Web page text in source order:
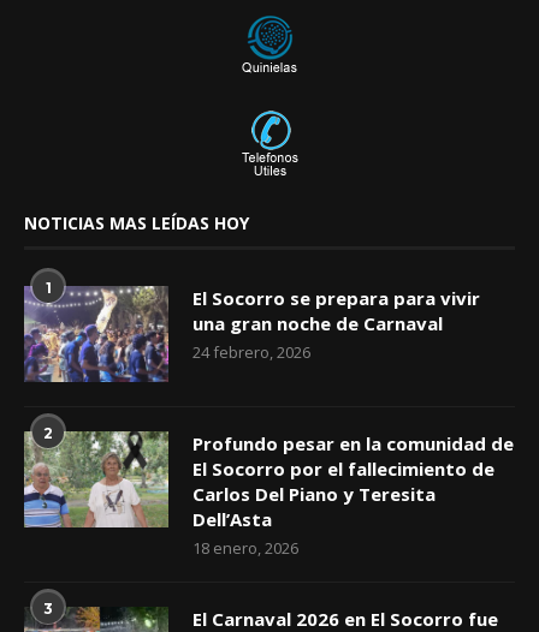
NOTICIAS MAS LEÍDAS HOY
1
El Socorro se prepara para vivir
una gran noche de Carnaval
24 febrero, 2026
2
Profundo pesar en la comunidad de
El Socorro por el fallecimiento de
Carlos Del Piano y Teresita
Dell’Asta
18 enero, 2026
3 El Carnaval 2026 en El Socorro fue